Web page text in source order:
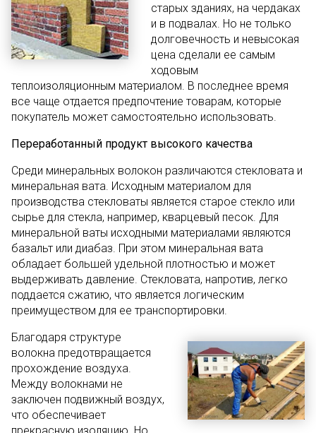
старых зданиях, на чердаках
и в подвалах. Но не только
долговечность и невысокая
цена сделали ее самым
ходовым
теплоизоляционным материалом. В последнее время
все чаще отдается предпочтение товарам, которые
покупатель может самостоятельно использовать.
Переработанный продукт высокого качества
Среди минеральных волокон различаются стекловата и
минеральная вата. Исходным материалом для
производства стекловаты является старое стекло или
сырье для стекла, например, кварцевый песок. Для
минеральной ваты исходными материалами являются
базальт или диабаз. При этом минеральная вата
обладает большей удельной плотностью и может
выдерживать давление. Стекловата, напротив, легко
поддается сжатию, что является логическим
преимуществом для ее транспортировки.
Благодаря структуре
волокна предотвращается
прохождение воздуха.
Между волокнами не
заключен подвижный воздух,
что обеспечивает